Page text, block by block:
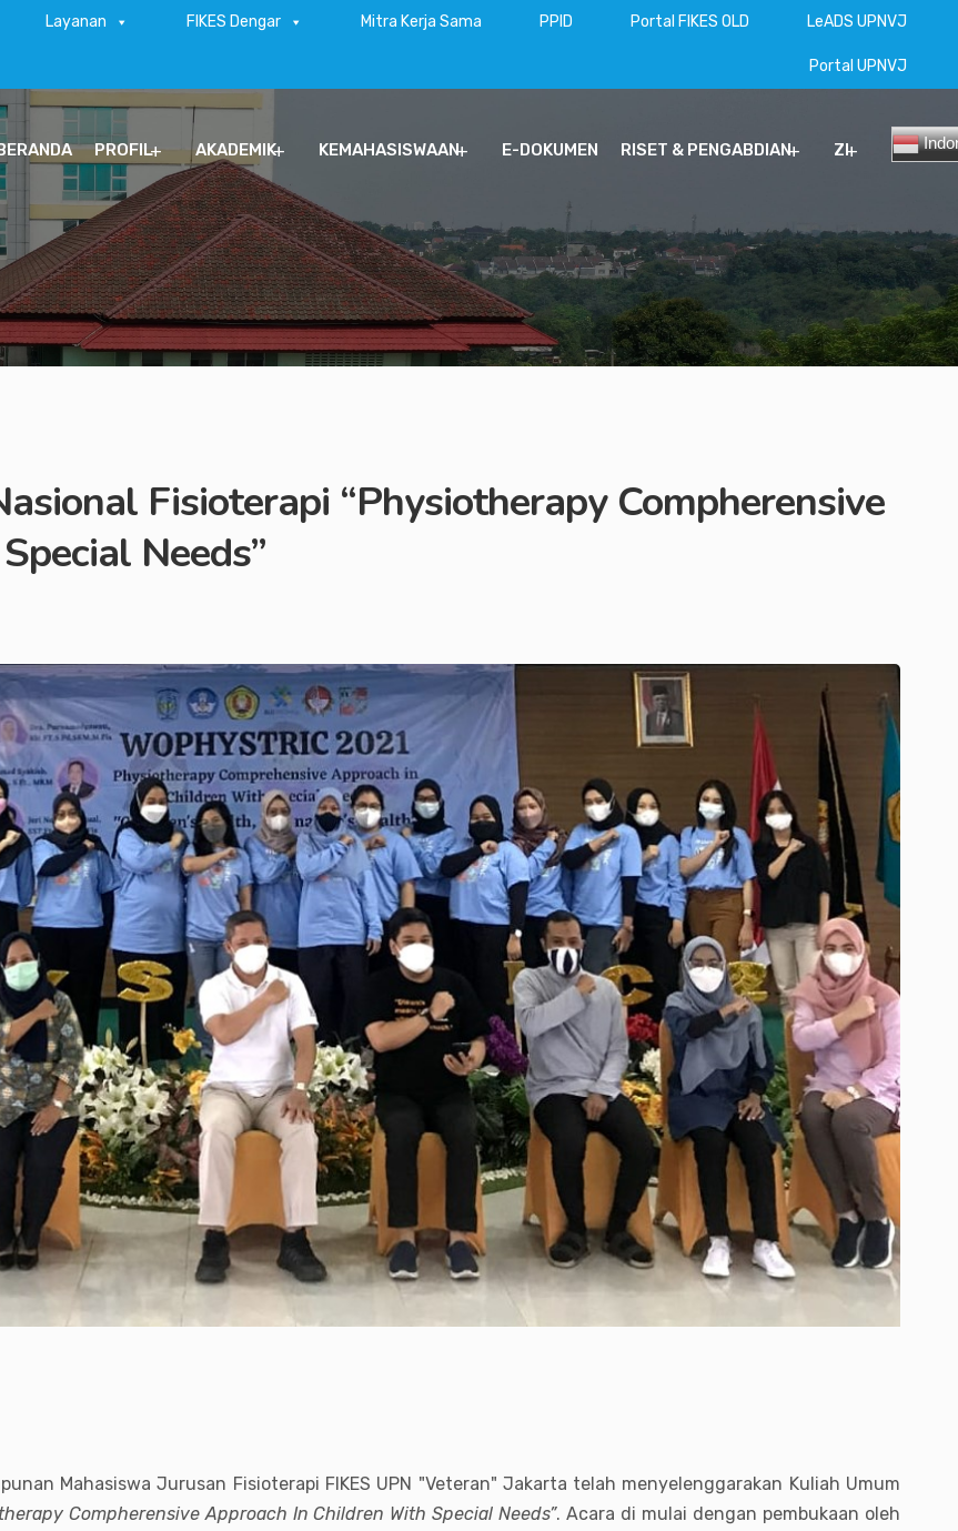
Layanan FIKES Dengar Mitra Kerja Sama PPID Portal FIKES OLD LeADS UPNVJ
Portal UPNVJ
PROFIL AKADEMIK KEMAHASISWAAN E-DOKUMEN RISET & PENGABDIAN ZI
Fisioterapi “Physiotherapy Compherensive
Needs”
Mahasiswa Jurusan Fisioterapi FIKES UPN "Veteran" Jakarta telah menyelenggarakan Kuliah Umum
Compherensive Approach In Children With Special Needs”. Acara di mulai dengan pembukaan oleh